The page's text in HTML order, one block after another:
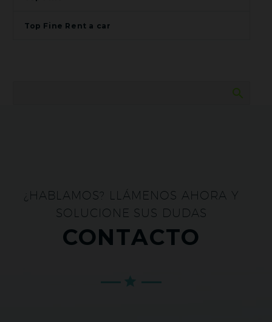
Top Fine Rent a car
¿HABLAMOS? LLÁMENOS AHORA Y
SOLUCIONE SUS DUDAS
CONTACTO